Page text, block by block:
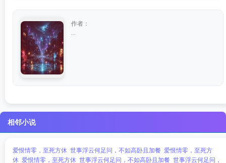
作者：
相邻小说
爱恨情零，至死方休 世事浮云何足问，不如高卧且加餐 爱恨情零，至死方
休 爱恨情零，至死方休 世事浮云何足问，不如高卧且加餐 世事浮云何足问，